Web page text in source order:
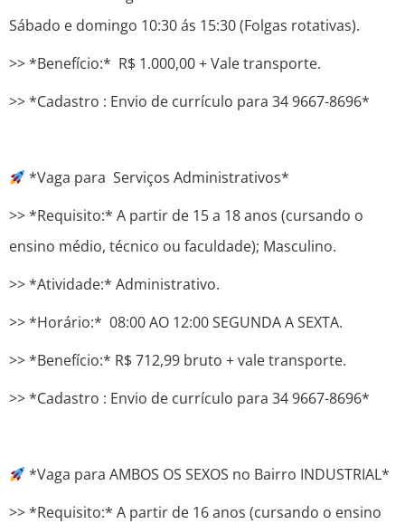
Sábado e domingo 10:30 ás 15:30 (Folgas rotativas).
>> *Benefício:* R$ 1.000,00 + Vale transporte.
>> *Cadastro : ​​Envio de currículo para 34 9667-8696*
*Vaga para Serviços Administrativos*
>> *Requisito:* A partir de 15 a 18 anos (cursando o
ensino médio, técnico ou faculdade); Masculino.
>> *Atividade:* Administrativo.
>> *Horário:* 08:00 AO 12:00 SEGUNDA A SEXTA.
>> *Benefício:* R$ 712,99 bruto + vale transporte.
>> *Cadastro : ​​Envio de currículo para 34 9667-8696*
*Vaga para AMBOS OS SEXOS no Bairro INDUSTRIAL*
>> *Requisito:* A partir de 16 anos (cursando o ensino